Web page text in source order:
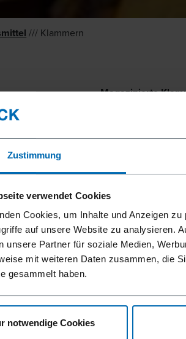
Zustimmung
verwendet Cookies
Cookies, um Inhalte und Anzeigen
auf unsere Website zu analysieren.
unsere Partner für soziale Medien,
mit weiteren Daten zusammen, die
gesammelt haben.
notwendige Cookies
/// Klammern
Magazinierte
Als Pionier der
für vielfältige
Klammergeräte